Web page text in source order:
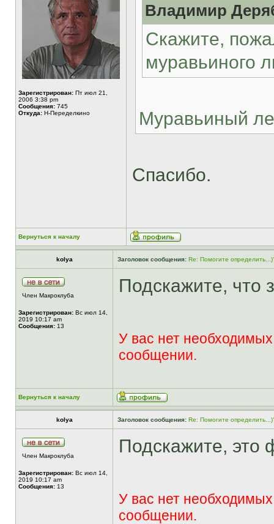
Зарегистрирован: Пт июл 21,
2006 3:38 pm
Сообщения: 745
Откуда: Н-Переделкино
Владимир
Скажите,
муравьиного
Муравьиный
Спасибо.
Вернуться к началу
kolya Заголовок сообщения: Re: Помогите
Член Макроклуба
Зарегистрирован: Вс июл 14,
2019 10:17 am
Сообщения: 13
Подскажите, что
У вас нет
сообщении.
Вернуться к началу
kolya Заголовок сообщения: Re: Помогите
Член Макроклуба
Зарегистрирован: Вс июл 14,
2019 10:17 am
Сообщения: 13
Подскажите, это
У вас нет
сообщении.